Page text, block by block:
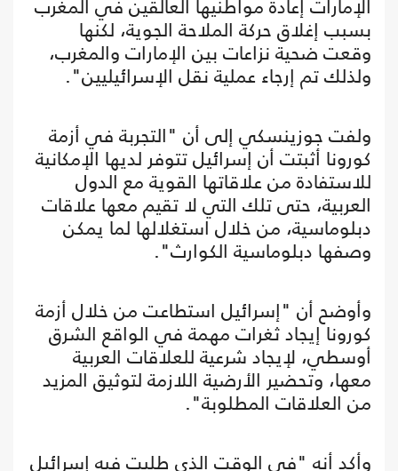
الإمارات إعادة مواطنيها العالقين في المغرب
بسبب إغلاق حركة الملاحة الجوية، لكنها
وقعت ضحية نزاعات بين الإمارات والمغرب،
ولذلك تم إرجاء عملية نقل الإسرائيليين".
ولفت جوزينسكي إلى أن "التجربة في أزمة
كورونا أثبتت أن إسرائيل تتوفر لديها الإمكانية
للاستفادة من علاقاتها القوية مع الدول
العربية، حتى تلك التي لا تقيم معها علاقات
دبلوماسية، من خلال استغلالها لما يمكن
وصفها دبلوماسية الكوارث".
وأوضح أن "إسرائيل استطاعت من خلال أزمة
كورونا إيجاد ثغرات مهمة في الواقع الشرق
أوسطي، لإيجاد شرعية للعلاقات العربية
معها، وتحضير الأرضية اللازمة لتوثيق المزيد
من العلاقات المطلوبة".
وأكد أنه "في الوقت الذي طلبت فيه إسرائيل